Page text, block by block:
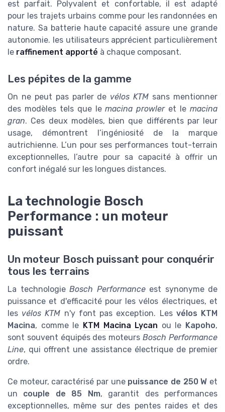
est parfait. Polyvalent et confortable, il est adapté
pour les trajets urbains comme pour les randonnées en
nature. Sa batterie haute capacité assure une grande
autonomie. les utilisateurs apprécient particulièrement
le raffinement apporté à chaque composant.
Les pépites de la gamme
On ne peut pas parler de vélos KTM sans mentionner
des modèles tels que lemacina prowleret lemacina
gran. Ces deux modèles, bien que différents par leur
usage, démontrent l’ingéniosité de la marque
autrichienne. L’un pour ses performances tout-terrain
exceptionnelles, l’autre pour sa capacité à offrir un
confort inégalé sur les longues distances.
La technologie Bosch
Performance : un moteur
puissant
Un moteur Bosch puissant pour conquérir
tous les terrains
La technologie Bosch Performanceest synonyme de
puissance et d'efficacité pour les vélos électriques, et
les vélos KTM n'y font pas exception. Les vélos KTM
Macina, comme le KTM Macina Lycan ou le Kapoho,
sont souvent équipés des moteursBosch Performance
Line, qui offrent une assistance électrique de premier
ordre.
Ce moteur, caractérisé par une puissance de 250 W et
un couple de 85 Nm, garantit des performances
exceptionnelles, même sur des pentes raides et des